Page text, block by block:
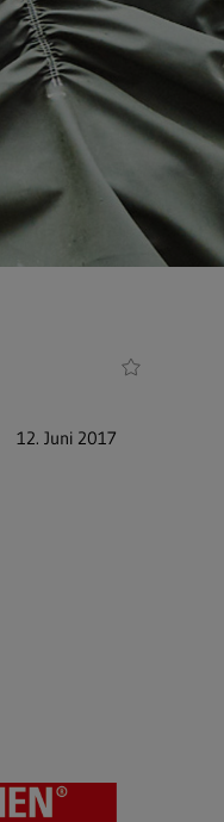
12. Juni 2017